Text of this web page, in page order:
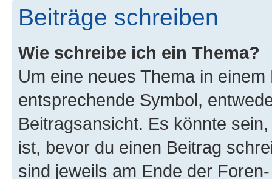
Beiträge schreiben
Wie schreibe ich ein Thema?
Um eine neues Thema in
entsprechende Symbol,
Beitragsansicht. Es könnte
ist, bevor du einen Beitrag
sind jeweils am Ende der